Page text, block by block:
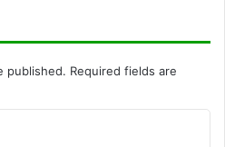
published. Required fields are